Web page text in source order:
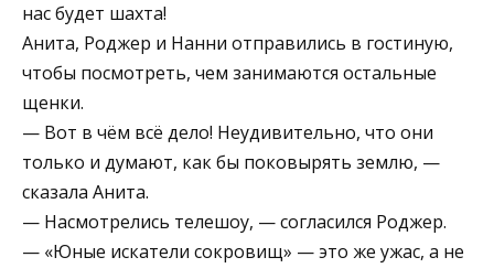
нас будет шахта!
Анита, Роджер и Нанни отправились в гостиную,
чтобы посмотреть, чем занимаются остальные
щенки.
— Вот в чём всё дело! Неудивительно, что они
только и думают, как бы поковырять землю, —
сказала Анита.
— Насмотрелись телешоу, — согласился Роджер.
— «Юные искатели сокровищ» — это же ужас, а не